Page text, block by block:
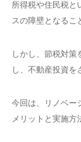
所得税や住民税と
スの障壁となるこ
しかし、節税対
し、不動産投資を
今回は、リノベー
メリットと実施方